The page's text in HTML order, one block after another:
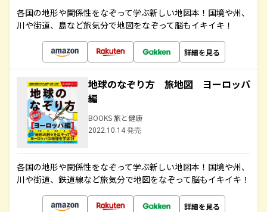
各国の地形や関係性をなぞって学ぶ新しい地図本！国境や州、
川や街道、島など旅気分で地図をなぞって脳もイキイキ！
詳細を見る
地球のなぞり方 旅地図 ヨーロッパ
編
BOOKS 旅と健康
2022.10.14 発売
各国の地形や関係性をなぞって学ぶ新しい地図本！国境や州、
川や街道、鉄道線など旅気分で地図をなぞって脳もイキイキ！
詳細を見る